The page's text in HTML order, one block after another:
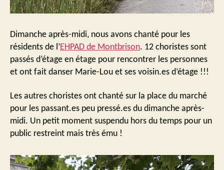
Dimanche après-midi, nous avons chanté pour les
résidents de l’EHPAD de Montbrison. 12 choristes sont
passés d’étage en étage pour rencontrer les personnes
et ont fait danser Marie-Lou et ses voisin.es d’étage !!!
Les autres choristes ont chanté sur la place du marché
pour les passant.es peu pressé.es du dimanche après-
midi. Un petit moment suspendu hors du temps pour un
public restreint mais très ému !